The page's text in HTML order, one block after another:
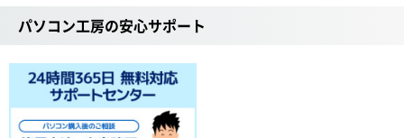
パソコン工房の安心サポート